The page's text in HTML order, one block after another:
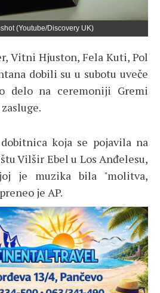
(Youtube/Discovery UK)
Vitni Hjuston, Fela Kuti, Pol
dobili su u subotu uveče
delo na ceremoniji Gremi
koja se pojavila na
Vilšir Ebel u Los Anđelesu,
je muzika bila "molitva,
je AP.